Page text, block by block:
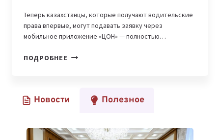
Теперь казахстанцы, которые получают водительские
права впервые, могут подавать заявку через
мобильное приложение «ЦОН» — полностью…
ПОДРОБНЕЕ ВОДИТЕЛЬСКИЕ
ОФОРМИТЬ
ПРИЛОЖЕНИЕ
Новости Полезное